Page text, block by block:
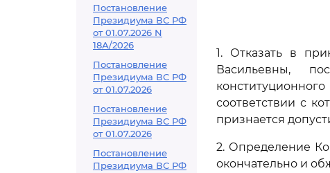
Постановление
Президиума ВС РФ
от 01.07.2026 N
18А/2026
Постановление
Президиума ВС РФ
от 01.07.2026
Постановление
Президиума ВС РФ
от 01.07.2026
Постановление
Президиума ВС РФ
1. Отказать в
Васильевны,
соответствии с
признается
2. Определение
окончательно и